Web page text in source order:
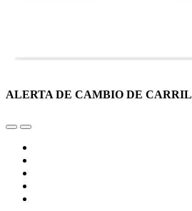
ALERTA DE CAMBIO DE CARRIL